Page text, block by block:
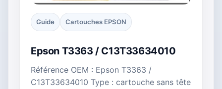
Guide Cartouches EPSON
Epson T3363 / C13T33634010
Référence OEM : Epson T3363 /
C13T33634010 Type : cartouche sans tête